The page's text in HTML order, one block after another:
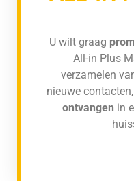
U wilt graag
All-in Plus
verzamelen
nieuwe
ontvangen in